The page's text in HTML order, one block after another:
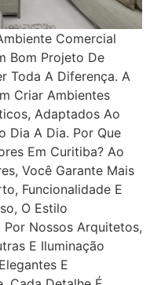
Comercial
Bom Projeto De
Toda A Diferença. A
Criar Ambientes
Adaptados Ao
Dia A Dia. Por Que
Em Curitiba? Ao
Você Garante Mais
Funcionalidade E
O Estilo
Nossos Arquitetos,
E Iluminação
E